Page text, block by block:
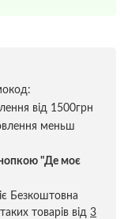
від 1500грн
меньш
"Де моє
Безкоштовна
товарів від 3